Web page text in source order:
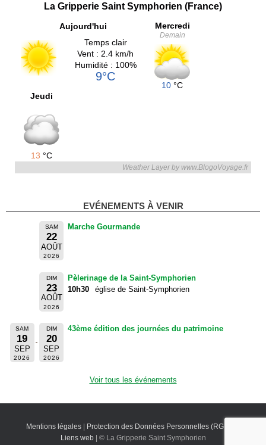
La Gripperie Saint Symphorien (France)
Aujourd'hui
Temps clair
Vent : 2.4 km/h
Humidité : 100%
9°C
Mercredi
Demain
10 °C
Jeudi
13 °C
Weather Layer by www.BlogoVoyage.fr
EVÉNEMENTS À VENIR
SAM
22
AOÛT
2026
Marche Gourmande
DIM
23
AOÛT
2026
Pèlerinage de la Saint-Symphorien
10h30
église de Saint-Symphorien
SAM
19
SEP
2026
DIM
20
SEP
2026
43ème édition des journées du patrimoine
Voir tous les événements
Mentions légales | Protection des Données Personnelles (RGPD)
Liens web| © La Gripperie Saint Symphorien